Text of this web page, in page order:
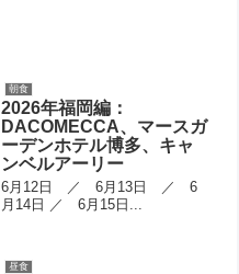
朝食
2026年福岡編：
DACOMECCA、マースガ
ーデンホテル博多、キャ
ンベルアーリー
6月12日 ／ 6月13日 ／ 6
月14日 ／ 6月15日...
昼食